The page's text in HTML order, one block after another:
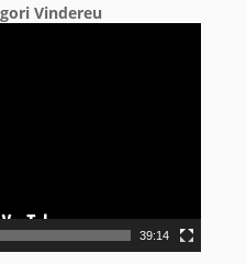
Vindereu
39:14